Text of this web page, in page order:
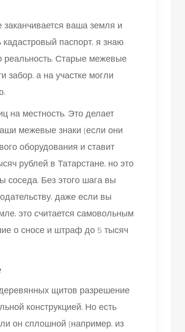
заканчивается ваша земля и
паспорт, я знаю
реальность. Старые межевые
забор, а на участке могли
на местность. Это делает
межевые знаки (если они
оборудования и ставит
рублей в Татарстане, но это
соседа. Без этого шага вы
даже если вы
это считается самовольным
о сносе и штраф до 5 тысяч
щитов разрешение
конструкцией. Но есть
он сплошной (например, из